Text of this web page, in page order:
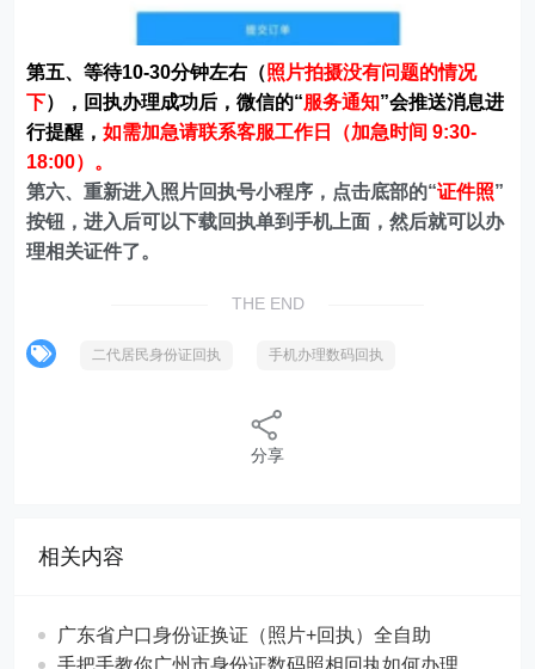
第五、等待10-30分钟左右（照片拍摄没有问题的情况
下），回执办理成功后，微信的“服务通知”会推送消息进
行提醒，如需加急请联系客服工作日（加急时间 9:30-
18:00）。
第六、重新进入照片回执号小程序，点击底部的“证件照”
按钮，进入后可以下载回执单到手机上面，然后就可以办
理相关证件了。
THE END
二代居民身份证回执 手机办理数码回执
分享
相关内容
广东省户口身份证换证（照片+回执）全自助
手把手教你广州市身份证数码照相回执如何办理